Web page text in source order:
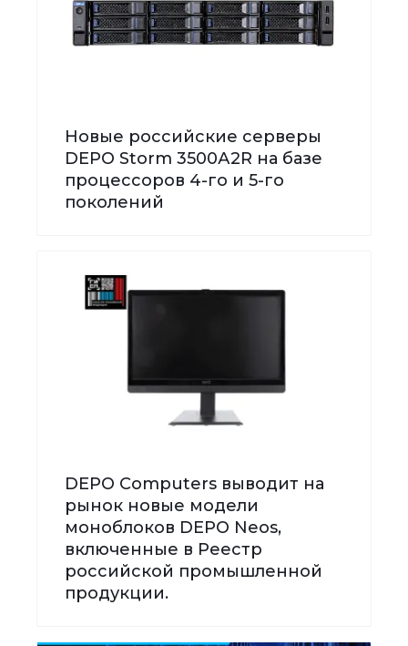
Новые российские серверы
DEPO Storm 3500А2R на базе
процессоров 4-го и 5-го
поколений
DEPO Computers выводит на
рынок новые модели
моноблоков DEPO Neos,
включенные в Реестр
российской промышленной
продукции.